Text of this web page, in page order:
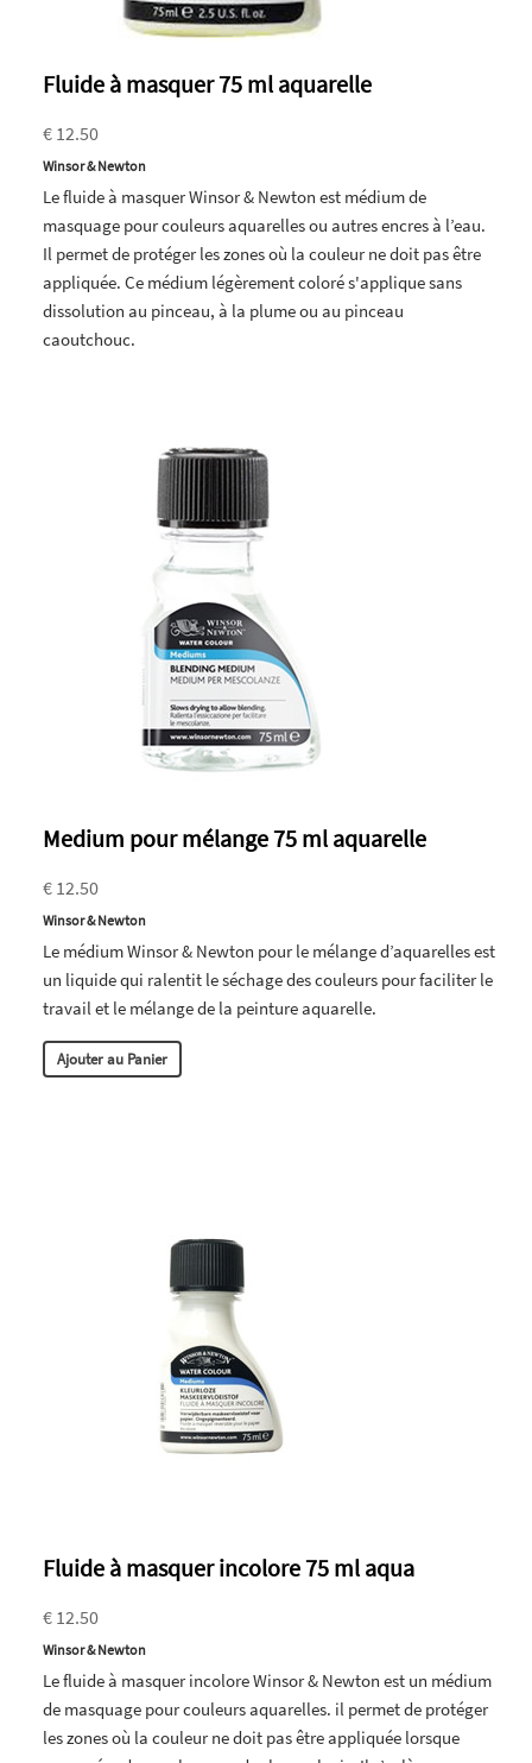
Fluide à masquer 75 ml aquarelle
€ 12.50
Winsor & Newton
Le fluide à masquer Winsor & Newton est médium de
masquage pour couleurs aquarelles ou autres encres à l’eau.
Il permet de protéger les zones où la couleur ne doit pas être
appliquée. Ce médium légèrement coloré s'applique sans
dissolution au pinceau, à la plume ou au pinceau
caoutchouc.
Medium pour mélange 75 ml aquarelle
€ 12.50
Winsor & Newton
Le médium Winsor & Newton pour le mélange d’aquarelles est
un liquide qui ralentit le séchage des couleurs pour faciliter le
travail et le mélange de la peinture aquarelle.
Ajouter au Panier
Fluide à masquer incolore 75 ml aqua
€ 12.50
Winsor & Newton
Le fluide à masquer incolore Winsor & Newton est un médium
de masquage pour couleurs aquarelles. il permet de protéger
les zones où la couleur ne doit pas être appliquée lorsque